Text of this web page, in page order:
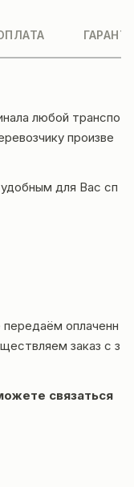
любой транспо
произве
для Вас сп
оплаченн
заказ с з
связаться